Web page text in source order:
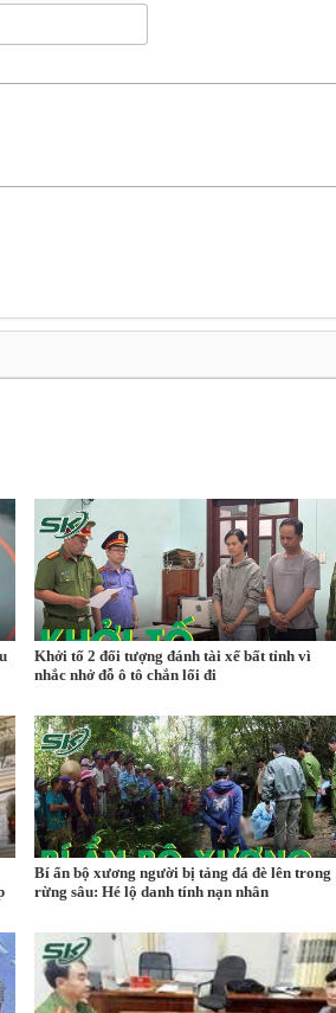
Khởi tố 2 đối tượng đánh tài xế bất tỉnh vì
nhắc nhở đỗ ô tô chắn lối đi
Bí ẩn bộ xương người bị tảng đá đè lên trong
rừng sâu: Hé lộ danh tính nạn nhân